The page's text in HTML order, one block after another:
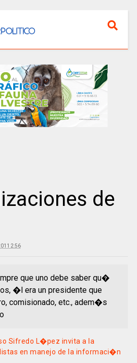
de
2:56
que uno debe saber qu�
�l era un presidente que
comisionado, etc., adem�s
Sifredo L�pez invita a la
en manejo de la informaci�n